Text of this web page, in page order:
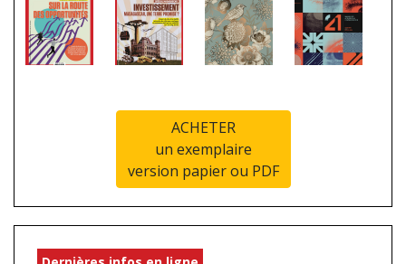
ACHETER
un exemplaire
version papier ou PDF